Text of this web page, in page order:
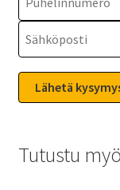
Tutustu